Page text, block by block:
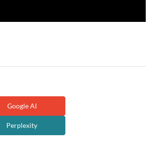
Google AI
Perplexity